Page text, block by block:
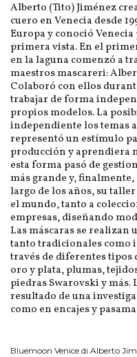
Alberto (Tito) Jiménez
cuero en Venecia desde
Europa y conoció
primera vista. En el
en la laguna comenzó a
maestros mascareri:
Colaboró ​​con ellos
trabajar de forma
propios modelos. La
independiente los temas
representó un estímulo
producción y aprendiera
esta forma pasó de
más grande y,
largo de los años, su
el mundo, tanto a
empresas, diseñando
Las máscaras se
tanto tradicionales como
través de diferentes tipos
oro y plata, plumas,
piedras Swarovski y
resultado de una
como en encajes y
Bluemoon Venice di Alberto